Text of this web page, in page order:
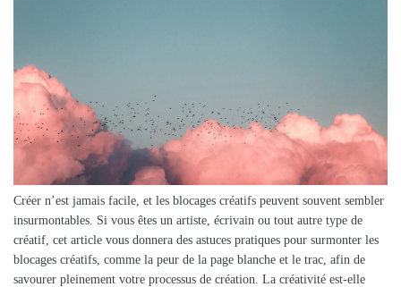
Créer n’est jamais facile, et les blocages créatifs peuvent souvent sembler
insurmontables. Si vous êtes un artiste, écrivain ou tout autre type de
créatif, cet article vous donnera des astuces pratiques pour surmonter les
blocages créatifs, comme la peur de la page blanche et le trac, afin de
savourer pleinement votre processus de création. La créativité est-elle